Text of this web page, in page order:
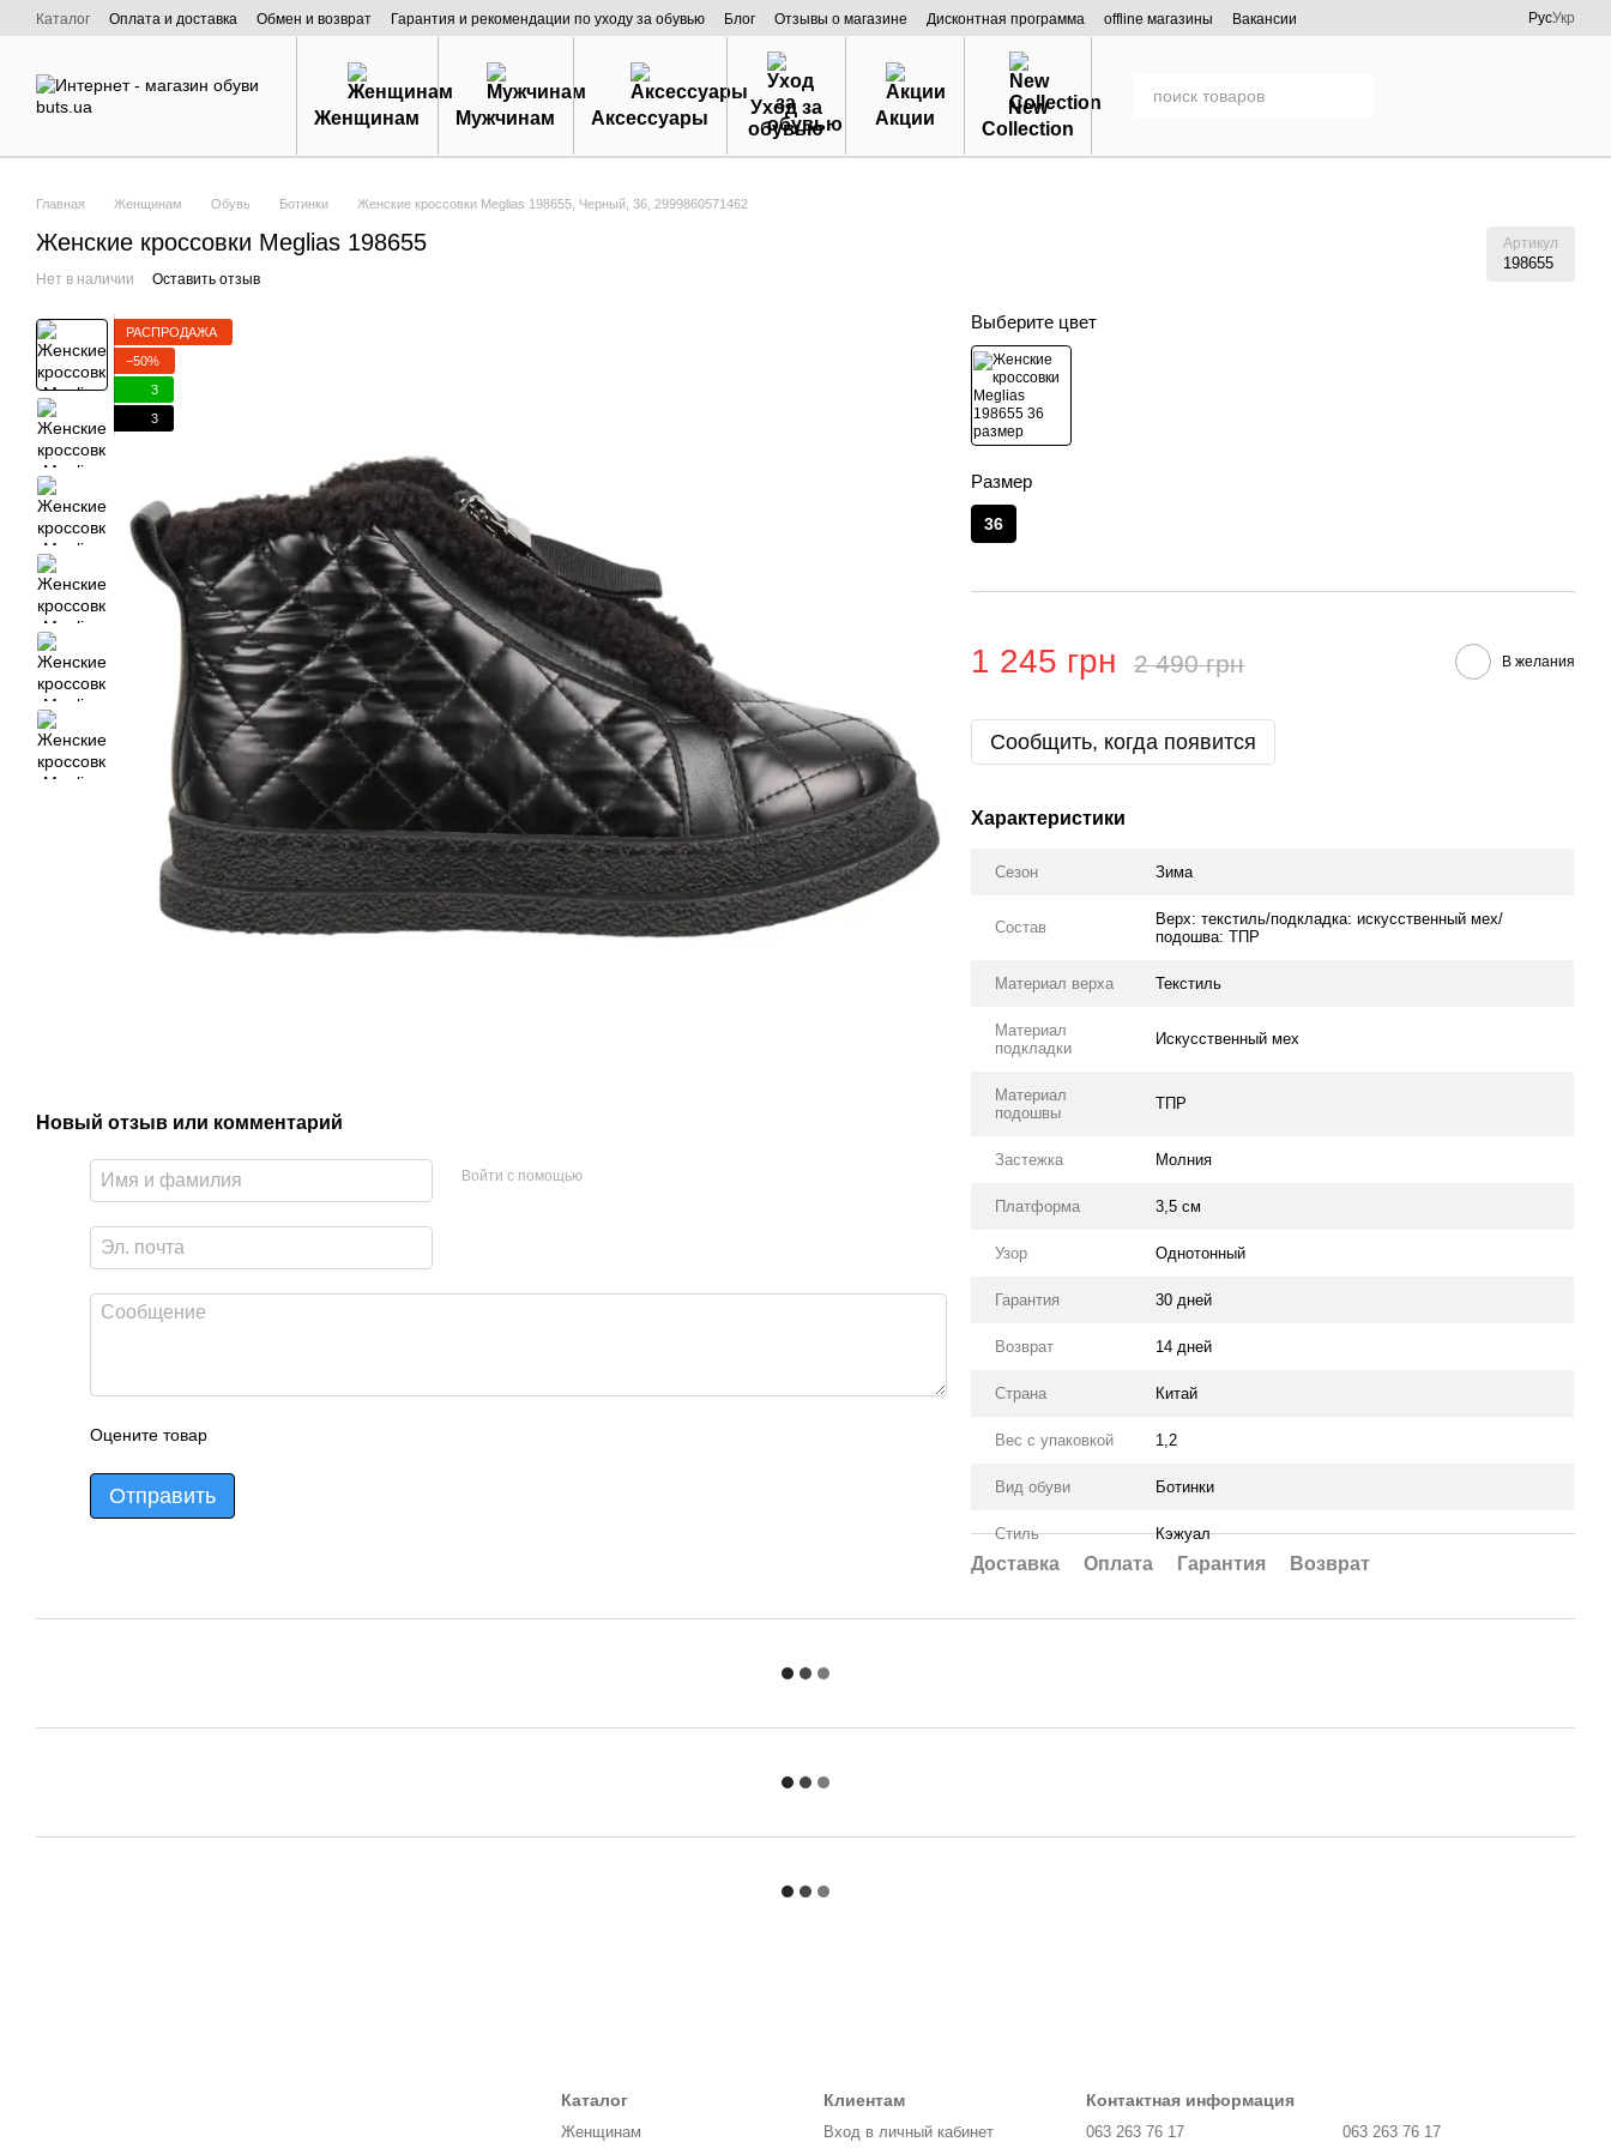
Перейти к основному контенту
Каталог Оплата и доставка Обмен и возврат Гарантия и рекомендации по уходу за обувью Блог Отзывы о магазине Дисконтная программа offline магазины
Вакансии
О нас
РусУкр
Женщинам Мужчинам Аксессуары
Уход за
обувью
Акции
New
Collection
Главная Женщинам Обувь Ботинки Женские кроссовки Meglias 198655, Черный, 36, 2999860571462
Женские кроссовки Meglias 198655 Артикул
198655
Нет в наличии Оставить отзыв
РАСПРОДАЖА
−50%
3
3
Новый отзыв или комментарий
Войти с помощью
Оцените товар
Отправить
Выберите цвет
Размер
36
1 245 грн 2 490 грн В желания
Сообщить, когда появится
Характеристики
Сезон Зима
Состав
Верх: текстиль/подкладка: искусственный мех/
подошва: ТПР
Материал верха Текстиль
Материал
подкладки
Искусственный мех
Материал
подошвы
ТПР
Застежка Молния
Платформа 3,5 см
Узор Однотонный
Гарантия 30 дней
Возврат 14 дней
Страна Китай
Вес с упаковкой 1,2
Вид обуви Ботинки
Стиль Кэжуал
Доставка Оплата Гарантия Возврат
Каталог
Женщинам
Клиентам
Вход в личный кабинет
Контактная информация
063 263 76 17 063 263 76 17